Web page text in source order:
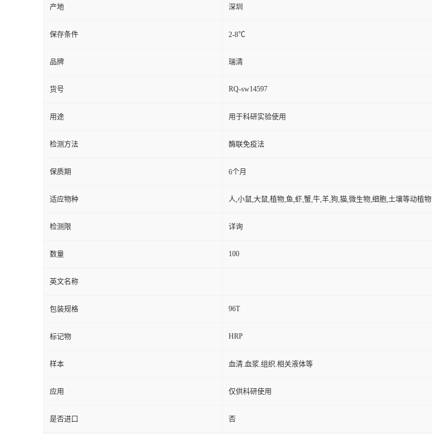
产地 深圳
保存条件 2-8℃
品牌 瑞清
货号 RQ-sw14597
用途 用于科研实验使用
检测方法 酶联免疫法
保质期 6个月
适应物种 人,小鼠,大鼠,植物,鱼,虾,蟹,牛,羊,狗,猫,微生物,细胞,土壤等动植物
检测限 详询
数量 100
英文名称
包装规格 96T
标记物 HRP
样本 血清.血浆.组织.相关液体等
应用 仅供科研使用
是否进口 否